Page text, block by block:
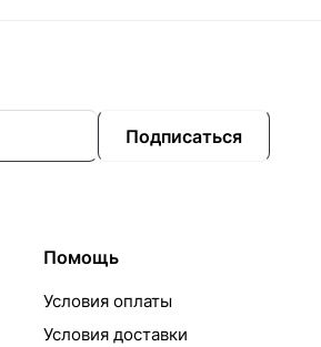
Подписаться
Помощь
Условия оплаты
Условия доставки